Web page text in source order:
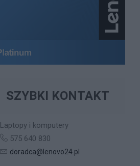
SZYBKI KONTAKT
Laptopy i komputery
575 640 830
doradca@lenovo24.pl